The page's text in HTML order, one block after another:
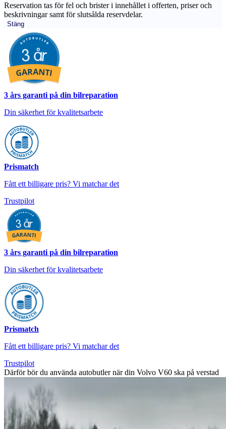
Reservation tas för fel och brister i innehållet i offerten, priser och
beskrivningar samt för slutsålda reservdelar.
Stäng
3 års garanti på din bilreparation
Din säkerhet för kvalitetsarbete
Prismatch
Fått ett billigare pris? Vi matchar det
Trustpilot
3 års garanti på din bilreparation
Din säkerhet för kvalitetsarbete
Prismatch
Fått ett billigare pris? Vi matchar det
Trustpilot
Därför bör du använda autobutler när din Volvo V60 ska på verstad